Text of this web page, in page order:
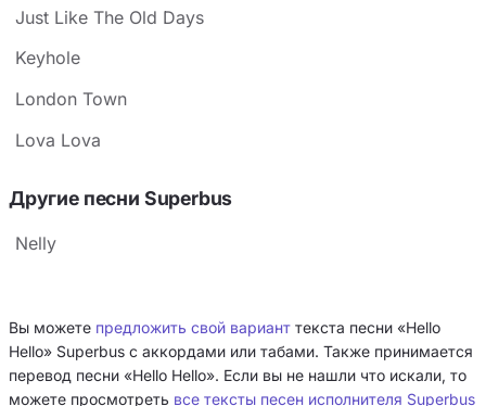
Just Like The Old Days
Keyhole
London Town
Lova Lova
Другие песни Superbus
Nelly
Вы можете предложить свой вариант текста песни «Hello
Hello» Superbus с аккордами или табами. Также принимается
перевод песни «Hello Hello». Если вы не нашли что искали, то
можете просмотреть все тексты песен исполнителя Superbus